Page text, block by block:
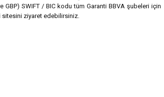
GBP) SWIFT / BIC kodu tüm Garanti BBVA şubeleri için
sitesini ziyaret edebilirsiniz.